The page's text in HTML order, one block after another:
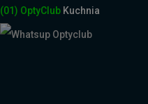
(01) OptyClub Kuchnia